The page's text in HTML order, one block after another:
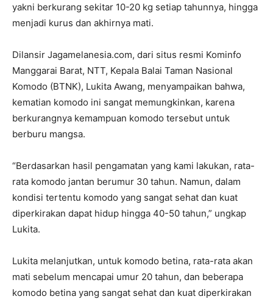
yakni berkurang sekitar 10-20 kg setiap tahunnya, hingga
menjadi kurus dan akhirnya mati.
Dilansir Jagamelanesia.com, dari situs resmi Kominfo
Manggarai Barat, NTT, Kepala Balai Taman Nasional
Komodo (BTNK), Lukita Awang, menyampaikan bahwa,
kematian komodo ini sangat memungkinkan, karena
berkurangnya kemampuan komodo tersebut untuk
berburu mangsa.
“Berdasarkan hasil pengamatan yang kami lakukan, rata-
rata komodo jantan berumur 30 tahun. Namun, dalam
kondisi tertentu komodo yang sangat sehat dan kuat
diperkirakan dapat hidup hingga 40-50 tahun,” ungkap
Lukita.
Lukita melanjutkan, untuk komodo betina, rata-rata akan
mati sebelum mencapai umur 20 tahun, dan beberapa
komodo betina yang sangat sehat dan kuat diperkirakan